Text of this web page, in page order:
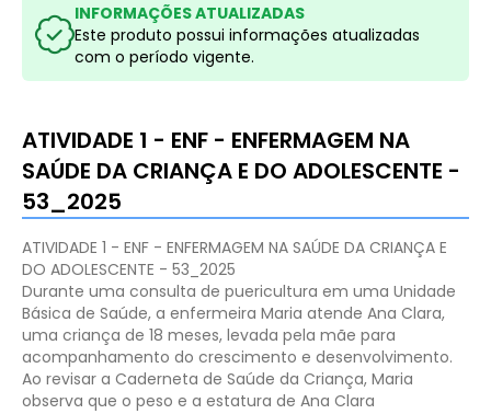
INFORMAÇÕES ATUALIZADAS
Este produto possui informações atualizadas
com o período vigente.
ATIVIDADE 1 - ENF - ENFERMAGEM NA
SAÚDE DA CRIANÇA E DO ADOLESCENTE -
53_2025
ATIVIDADE 1 - ENF - ENFERMAGEM NA SAÚDE DA CRIANÇA E
DO ADOLESCENTE - 53_2025
Durante uma consulta de puericultura em uma Unidade
Básica de Saúde, a enfermeira Maria atende Ana Clara,
uma criança de 18 meses, levada pela mãe para
acompanhamento do crescimento e desenvolvimento.
Ao revisar a Caderneta de Saúde da Criança, Maria
observa que o peso e a estatura de Ana Clara